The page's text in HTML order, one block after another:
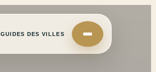
GUIDES DES VILLES